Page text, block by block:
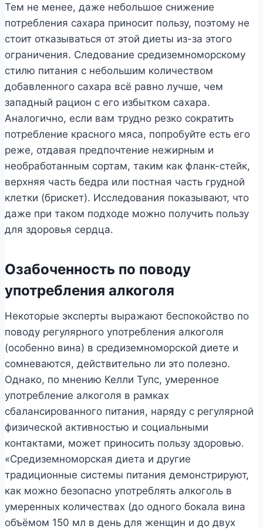
Тем не менее, даже небольшое снижение
потребления сахара приносит пользу, поэтому не
стоит отказываться от этой диеты из-за этого
ограничения. Следование средиземноморскому
стилю питания с небольшим количеством
добавленного сахара всё равно лучше, чем
западный рацион с его избытком сахара.
Аналогично, если вам трудно резко сократить
потребление красного мяса, попробуйте есть его
реже, отдавая предпочтение нежирным и
необработанным сортам, таким как фланк-стейк,
верхняя часть бедра или постная часть грудной
клетки (брискет). Исследования показывают, что
даже при таком подходе можно получить пользу
для здоровья сердца.
Озабоченность по поводу
употребления алкоголя
Некоторые эксперты выражают беспокойство по
поводу регулярного употребления алкоголя
(особенно вина) в средиземноморской диете и
сомневаются, действительно ли это полезно.
Однако, по мнению Келли Тупс, умеренное
употребление алкоголя в рамках
сбалансированного питания, наряду с регулярной
физической активностью и социальными
контактами, может приносить пользу здоровью.
«Средиземноморская диета и другие
традиционные системы питания демонстрируют,
как можно безопасно употреблять алкоголь в
умеренных количествах (до одного бокала вина
объёмом 150 мл в день для женщин и до двух